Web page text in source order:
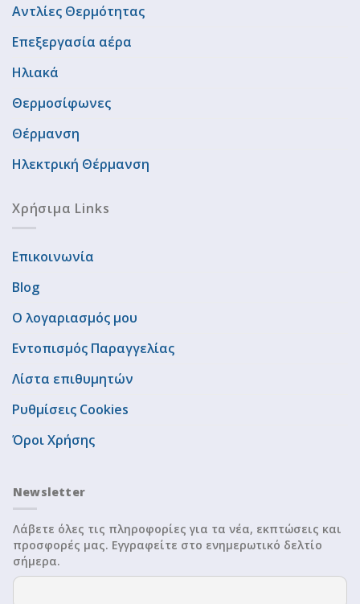
Αντλίες Θερμότητας
Επεξεργασία αέρα
Ηλιακά
Θερμοσίφωνες
Θέρμανση
Ηλεκτρική Θέρμανση
Χρήσιμα Links
Επικοινωνία
Blog
Ο λογαριασμός μου
Εντοπισμός Παραγγελίας
Λίστα επιθυμητών
Ρυθμίσεις Cookies
Όροι Χρήσης
Newsletter
Λάβετε όλες τις πληροφορίες για τα νέα, εκπτώσεις και
προσφορές μας. Εγγραφείτε στο ενημερωτικό δελτίο
σήμερα.